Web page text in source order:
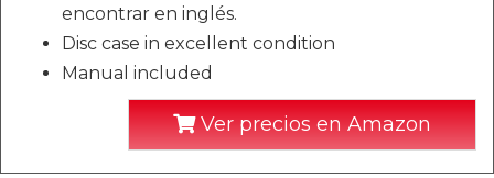
encontrar en inglés.
Disc case in excellent condition
Manual included
Ver precios en Amazon